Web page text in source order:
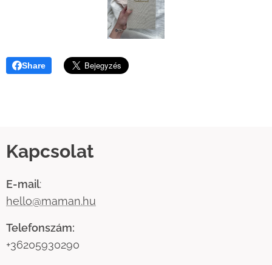
Share
Kapcsolat
E-mail:
hello@maman.hu
Telefonszám:
+36205930290